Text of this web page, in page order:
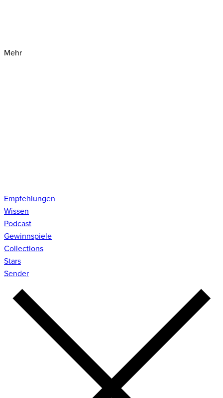
Mehr
Empfehlungen
Wissen
Podcast
Gewinnspiele
Collections
Stars
Sender